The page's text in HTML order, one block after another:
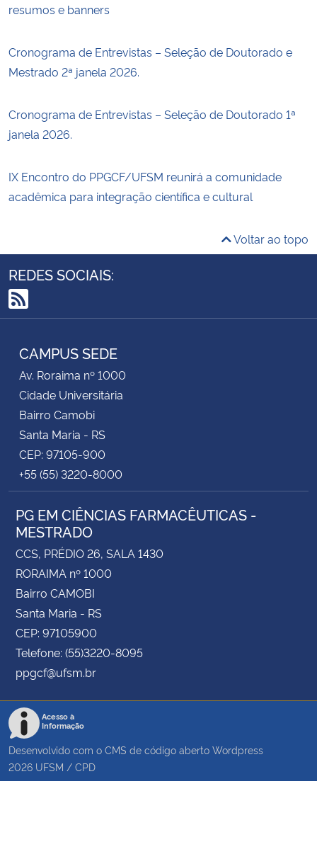
resumos e banners
Cronograma de Entrevistas – Seleção de Doutorado e
Mestrado 2ª janela 2026.
Cronograma de Entrevistas – Seleção de Doutorado 1ª
janela 2026.
IX Encontro do PPGCF/UFSM reunirá a comunidade
acadêmica para integração científica e cultural
Voltar ao topo
REDES SOCIAIS:
RSS
CAMPUS SEDE
Av. Roraima nº 1000
Cidade Universitária
Bairro Camobi
Santa Maria - RS
CEP: 97105-900
+55 (55) 3220-8000
PG EM CIÊNCIAS FARMACÊUTICAS -
MESTRADO
CCS, PRÉDIO 26, SALA 1430
RORAIMA nº 1000
Bairro CAMOBI
Santa Maria - RS
CEP: 97105900
Telefone: (55)3220-8095
ppgcf@ufsm.br
Acesso à
Informação
Desenvolvido com o CMS de código aberto Wordpress
2026 UFSM / CPD